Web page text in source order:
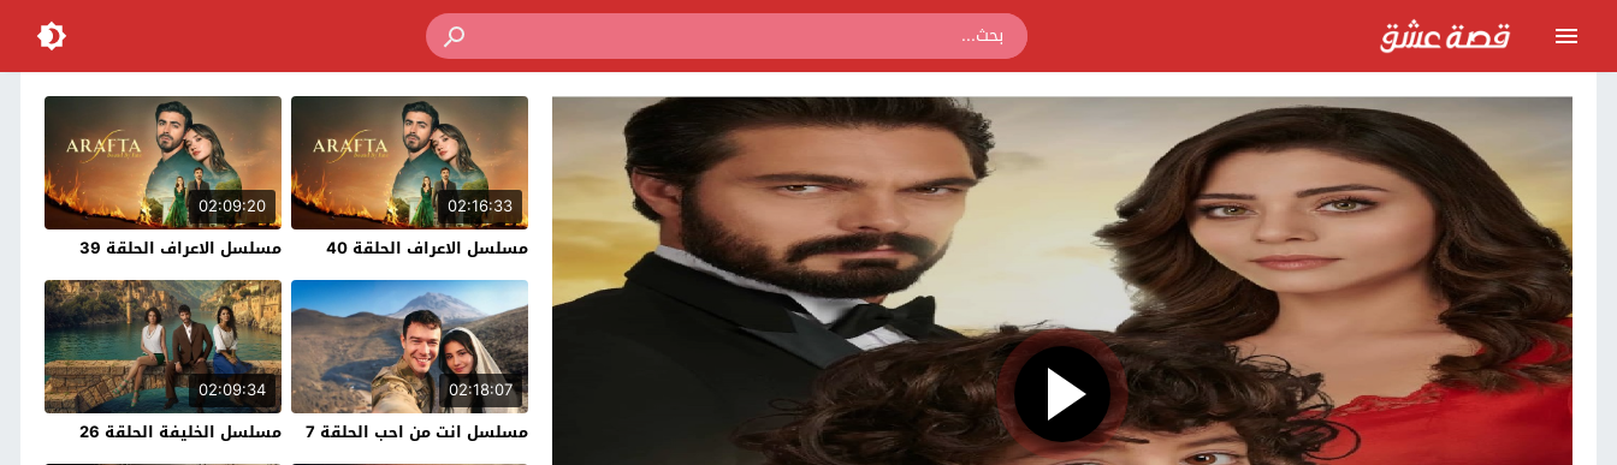
02:16:33
مسلسل الاعراف الحلقة 40
02:09:20
مسلسل الاعراف الحلقة 39
02:18:07
مسلسل انت من احب الحلقة 7
02:09:34
مسلسل الخليفة الحلقة 26